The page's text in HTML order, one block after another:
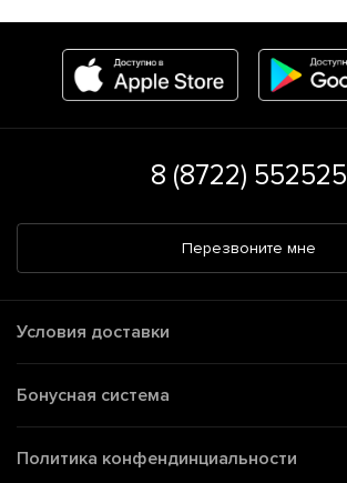
8 (8722) 552525
Перезвоните мне
Условия доставки
Бонусная система
Политика конфендинциальности